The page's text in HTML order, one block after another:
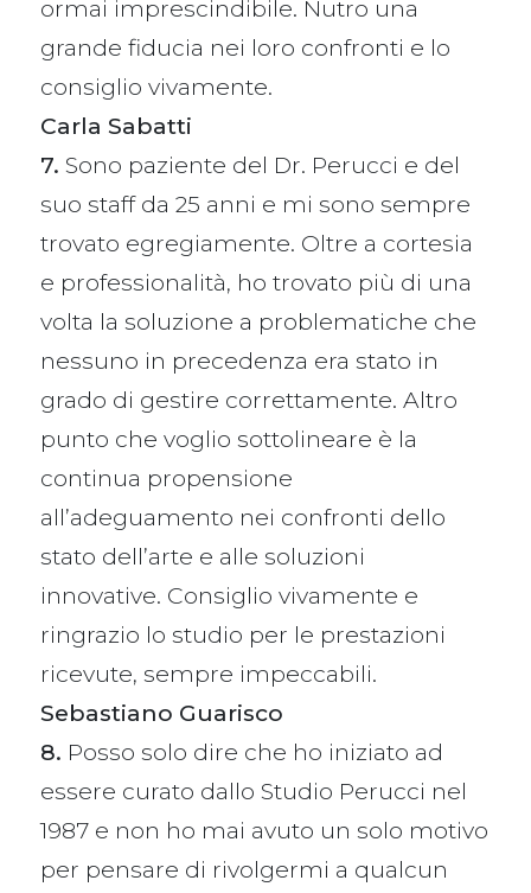
ormai imprescindibile. Nutro una
grande fiducia nei loro confronti e lo
consiglio vivamente.
Carla Sabatti
7. Sono paziente del Dr. Perucci e del
suo staff da 25 anni e mi sono sempre
trovato egregiamente. Oltre a cortesia
e professionalità, ho trovato più di una
volta la soluzione a problematiche che
nessuno in precedenza era stato in
grado di gestire correttamente. Altro
punto che voglio sottolineare è la
continua propensione
all’adeguamento nei confronti dello
stato dell’arte e alle soluzioni
innovative. Consiglio vivamente e
ringrazio lo studio per le prestazioni
ricevute, sempre impeccabili.
Sebastiano Guarisco
8. Posso solo dire che ho iniziato ad
essere curato dallo Studio Perucci nel
1987 e non ho mai avuto un solo motivo
per pensare di rivolgermi a qualcun